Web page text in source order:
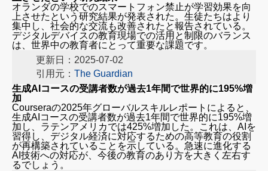
オランダの学校でのスマートフォン禁止が学習効果を向
上させたという研究結果が発表された。生徒たちはより
集中し、社会的な交流も改善されたと報告されている。
デジタルデバイスの教育現場での活用と制限のバランス
は、世界中の教育者にとって重要な課題です。
更新日：2025-07-02
引用元： The Guardian
生成AIコースの受講者数が過去1年間で世界的に195%増
加
Courseraの2025年グローバルスキルレポートによると、
生成AIコースの受講者数が過去1年間で世界的に195%増
加し、ラテンアメリカでは425%増加した。これは、AIを
習得し、デジタル経済に対応するための高等教育の役割
が再構築されていることを示している。急速に進化する
AI技術への対応が、今後の教育のあり方を大きく左右す
るでしょう。
主体的態度は評定に入れず 次期指導要領の学習評価
で方針
通級で教科の指導も可能に 授業時間数の見直しも
高校無償化へ「公私間、地域間格差是正を」私学関
係団体が院内集会
参院選、投票意思あり37.8％、なし20.5％ 18歳意
識調査
参院選公示 「無償化」「奨学金」など各政党が教育
負担の軽減訴え
海外教育ニュース
ユネスコ、国際的な高等教育における質と承認を推
進
米国上院、連邦バウチャープログラムを可決